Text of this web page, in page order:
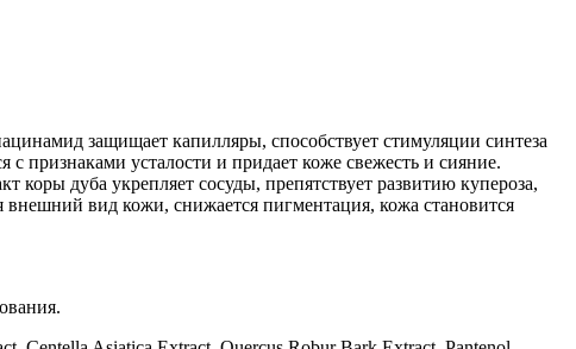
защищает капилляры, способствует стимуляции синтеза
признаками усталости и придает коже свежесть и сияние.
коры дуба укрепляет сосуды, препятствует развитию купероза,
внешний вид кожи, снижается пигментация, кожа становится